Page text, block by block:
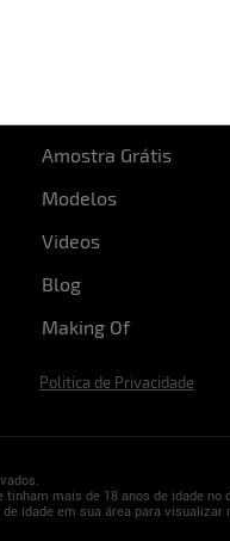
Amostra Grátis
Modelos
Videos
Blog
Making Of
Politica de Privacidade
mais de 18 anos de idade no
idade em sua área para visualizar